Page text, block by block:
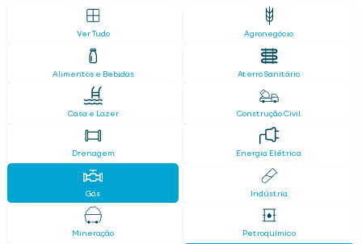
Ver Tudo Agronegócio
Alimentos e Bebidas Aterro Sanitário
Casa e Lazer Construção Civil
Drenagem Energia Elétrica
Gás Indústria
Mineração Petroquímico